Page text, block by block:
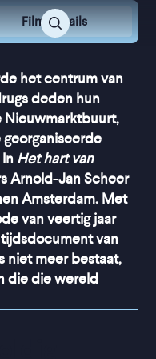
Film Details
het centrum van
deden hun
Nieuwmarktbuurt,
Het hart van
Arnold-Jan Scheer
Amsterdam. Met
van veertig jaar
van
niet meer bestaat,
die die wereld